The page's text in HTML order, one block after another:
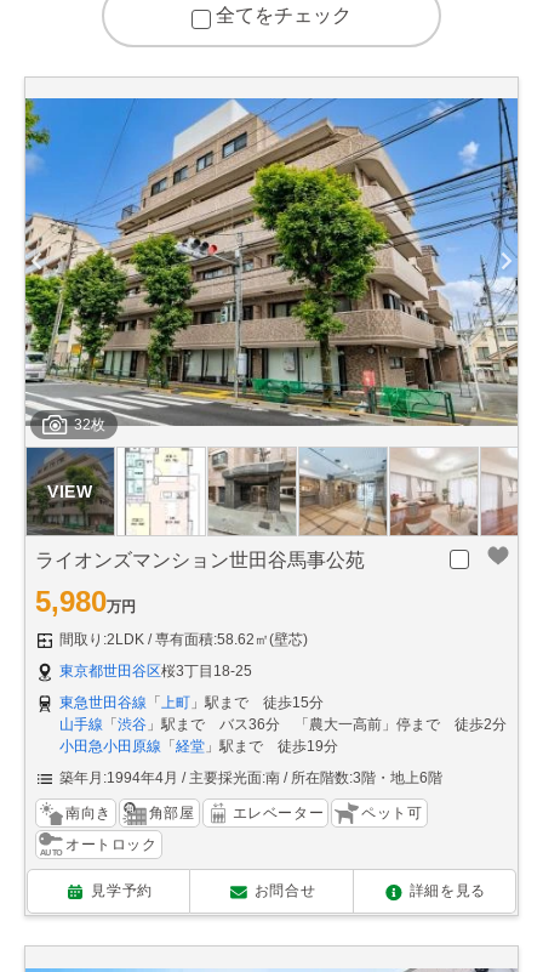
全てをチェック
32枚
ライオンズマンション世田谷馬事公苑
5,980万円
間取り:2LDK
専有面積:58.62㎡(壁芯)
東京都世田谷区桜3丁目18-25
東急世田谷線 「 上町 」駅まで 徒歩15分
山手線 「 渋谷 」駅まで バス36分 「農大一高前」停まで 徒歩2分
小田急小田原線 「 経堂 」駅まで 徒歩19分
築年月:1994年4月
主要採光面:南 所在階数:3階・地上6階
南向き 角部屋 エレベーター
ペット可
オートロック
見学予約 お問合せ 詳細を見る